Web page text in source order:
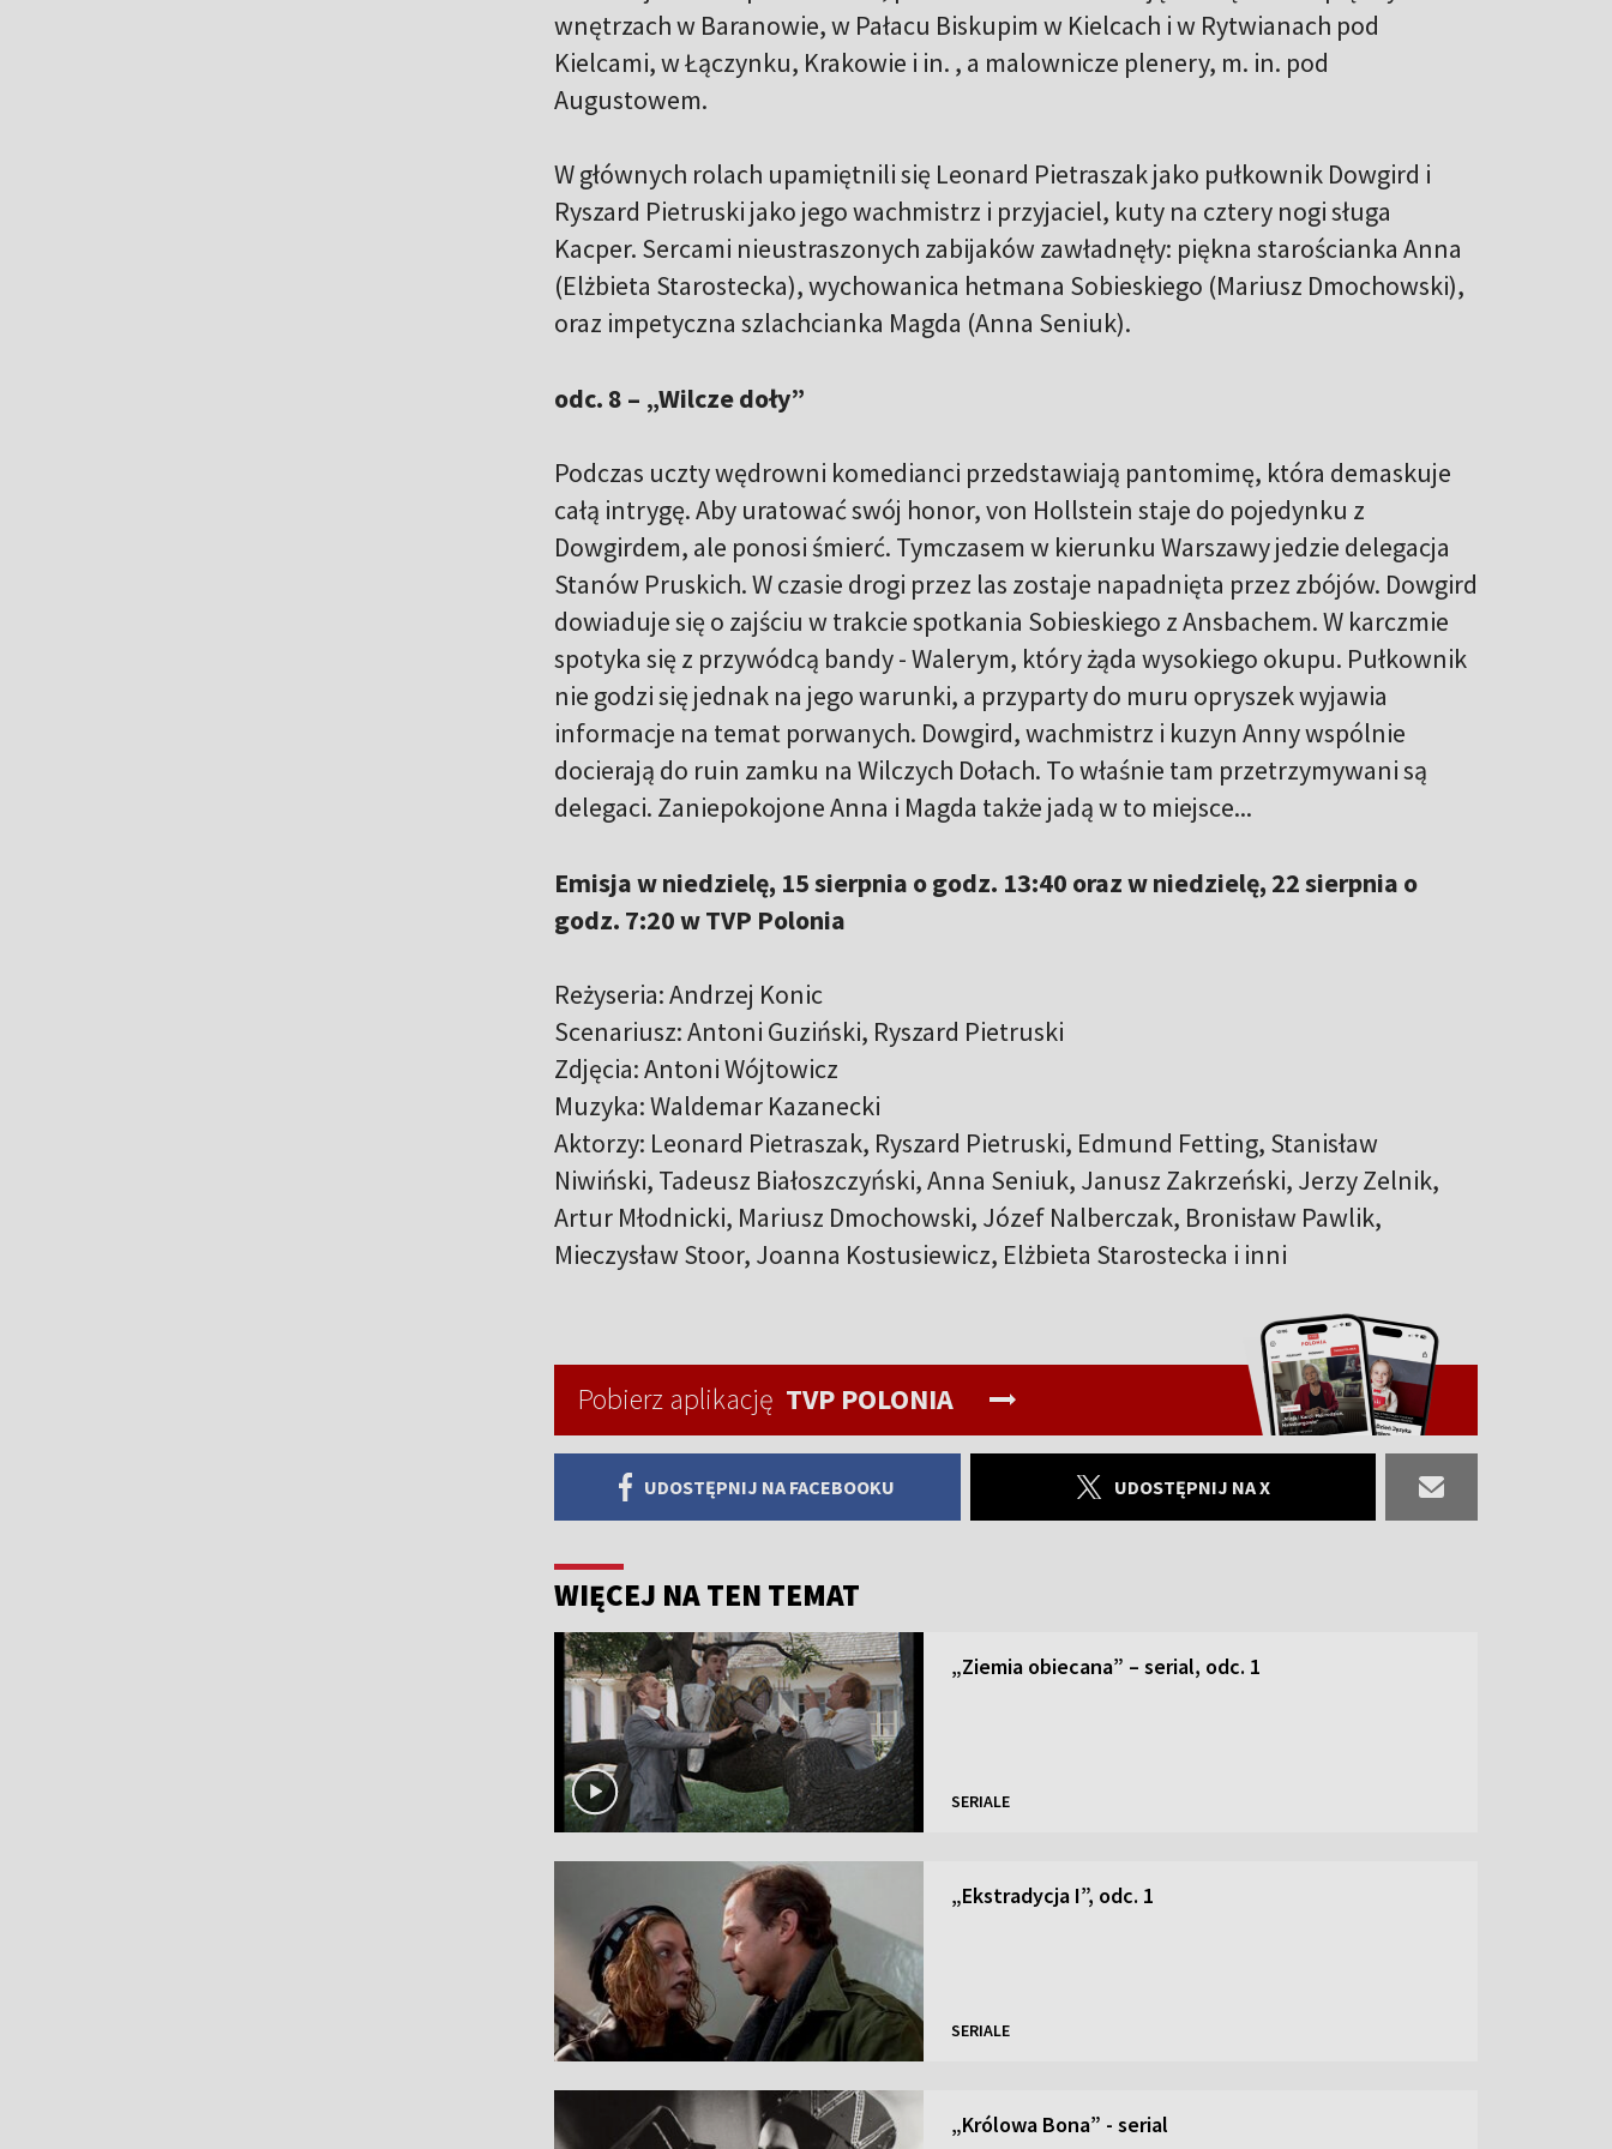
wnętrzach w Baranowie, w Pałacu Biskupim w Kielcach i w Rytwianach pod
Kielcami, w Łączynku, Krakowie i in. , a malownicze plenery, m. in. pod
Augustowem.
W głównych rolach upamiętnili się Leonard Pietraszak jako pułkownik Dowgird i
Ryszard Pietruski jako jego wachmistrz i przyjaciel, kuty na cztery nogi sługa
Kacper. Sercami nieustraszonych zabijaków zawładnęły: piękna starościanka Anna
(Elżbieta Starostecka), wychowanica hetmana Sobieskiego (Mariusz Dmochowski),
oraz impetyczna szlachcianka Magda (Anna Seniuk).
odc. 8 – „Wilcze doły”
Podczas uczty wędrowni komedianci przedstawiają pantomimę, która demaskuje
całą intrygę. Aby uratować swój honor, von Hollstein staje do pojedynku z
Dowgirdem, ale ponosi śmierć. Tymczasem w kierunku Warszawy jedzie delegacja
Stanów Pruskich. W czasie drogi przez las zostaje napadnięta przez zbójów. Dowgird
dowiaduje się o zajściu w trakcie spotkania Sobieskiego z Ansbachem. W karczmie
spotyka się z przywódcą bandy - Walerym, który żąda wysokiego okupu. Pułkownik
nie godzi się jednak na jego warunki, a przyparty do muru opryszek wyjawia
informacje na temat porwanych. Dowgird, wachmistrz i kuzyn Anny wspólnie
docierają do ruin zamku na Wilczych Dołach. To właśnie tam przetrzymywani są
delegaci. Zaniepokojone Anna i Magda także jadą w to miejsce...
Emisja w niedzielę, 15 sierpnia o godz. 13:40 oraz w niedzielę, 22 sierpnia o
godz. 7:20 w TVP Polonia
Reżyseria: Andrzej Konic
Scenariusz: Antoni Guziński, Ryszard Pietruski
Zdjęcia: Antoni Wójtowicz
Muzyka: Waldemar Kazanecki
Aktorzy: Leonard Pietraszak, Ryszard Pietruski, Edmund Fetting, Stanisław
Niwiński, Tadeusz Białoszczyński, Anna Seniuk, Janusz Zakrzeński, Jerzy Zelnik,
Artur Młodnicki, Mariusz Dmochowski, Józef Nalberczak, Bronisław Pawlik,
Mieczysław Stoor, Joanna Kostusiewicz, Elżbieta Starostecka i inni
Pobierz aplikację TVP POLONIA
UDOSTĘPNIJ NA FACEBOOKU UDOSTĘPNIJ NA X
WIĘCEJ NA TEN TEMAT
„Ziemia obiecana” – serial, odc. 1
SERIALE
„Ekstradycja I”, odc. 1
SERIALE
„Królowa Bona” - serial